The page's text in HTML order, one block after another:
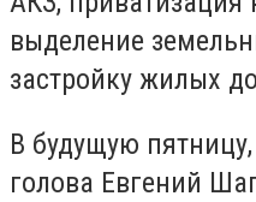
выделение
застройку жилых
В будущую
голова Евгений